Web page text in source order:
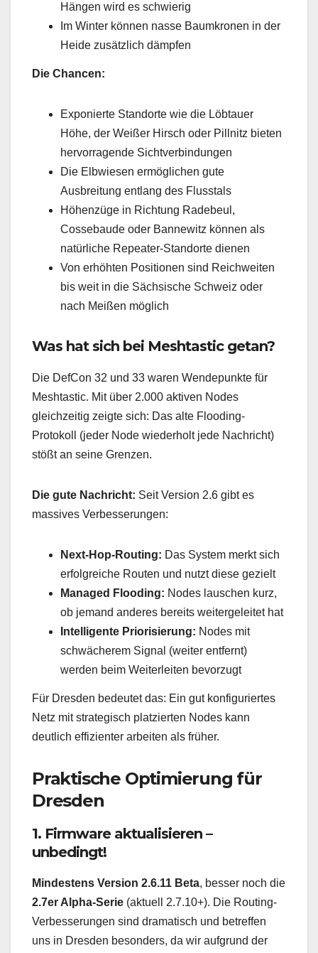
Hängen wird es schwierig
Im Winter können nasse Baumkronen in der
Heide zusätzlich dämpfen
Die Chancen:
Exponierte Standorte wie die Löbtauer
Höhe, der Weißer Hirsch oder Pillnitz bieten
hervorragende Sichtverbindungen
Die Elbwiesen ermöglichen gute
Ausbreitung entlang des Flusstals
Höhenzüge in Richtung Radebeul,
Cossebaude oder Bannewitz können als
natürliche Repeater-Standorte dienen
Von erhöhten Positionen sind Reichweiten
bis weit in die Sächsische Schweiz oder
nach Meißen möglich
Was hat sich bei Meshtastic getan?
Die DefCon 32 und 33 waren Wendepunkte für
Meshtastic. Mit über 2.000 aktiven Nodes
gleichzeitig zeigte sich: Das alte Flooding-
Protokoll (jeder Node wiederholt jede Nachricht)
stößt an seine Grenzen.
Die gute Nachricht: Seit Version 2.6 gibt es
massives Verbesserungen:
Next-Hop-Routing: Das System merkt sich
erfolgreiche Routen und nutzt diese gezielt
Managed Flooding: Nodes lauschen kurz,
ob jemand anderes bereits weitergeleitet hat
Intelligente Priorisierung: Nodes mit
schwächerem Signal (weiter entfernt)
werden beim Weiterleiten bevorzugt
Für Dresden bedeutet das: Ein gut konfiguriertes
Netz mit strategisch platzierten Nodes kann
deutlich effizienter arbeiten als früher.
Praktische Optimierung für
Dresden
1. Firmware aktualisieren –
unbedingt!
Mindestens Version 2.6.11 Beta, besser noch die
2.7er Alpha-Serie (aktuell 2.7.10+). Die Routing-
Verbesserungen sind dramatisch und betreffen
uns in Dresden besonders, da wir aufgrund der